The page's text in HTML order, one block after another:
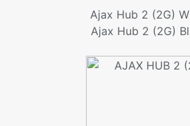
Ajax Hub 2 (2G)
Ajax Hub 2 (2G)